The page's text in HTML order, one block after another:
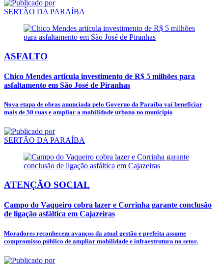
SERTÃO DA PARAÍBA
ASFALTO
Chico Mendes articula investimento de R$ 5 milhões para
asfaltamento em São José de Piranhas
Nova etapa de obras anunciada pelo Governo da Paraíba vai beneficiar
mais de 50 ruas e ampliar a mobilidade urbana no município
SERTÃO DA PARAÍBA
ATENÇÃO SOCIAL
Campo do Vaqueiro cobra lazer e Corrinha garante conclusão
de ligação asfáltica em Cajazeiras
Moradores reconhecem avanços da atual gestão e prefeita assume
compromisso público de ampliar mobilidade e infraestrutura no setor.